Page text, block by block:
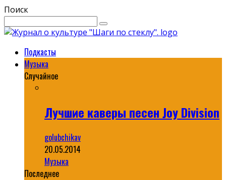
Поиск
Подкасты
Музыка
Случайное
Лучшие каверы песен Joy Division
golubchikav
20.05.2014
Музыка
Последнее